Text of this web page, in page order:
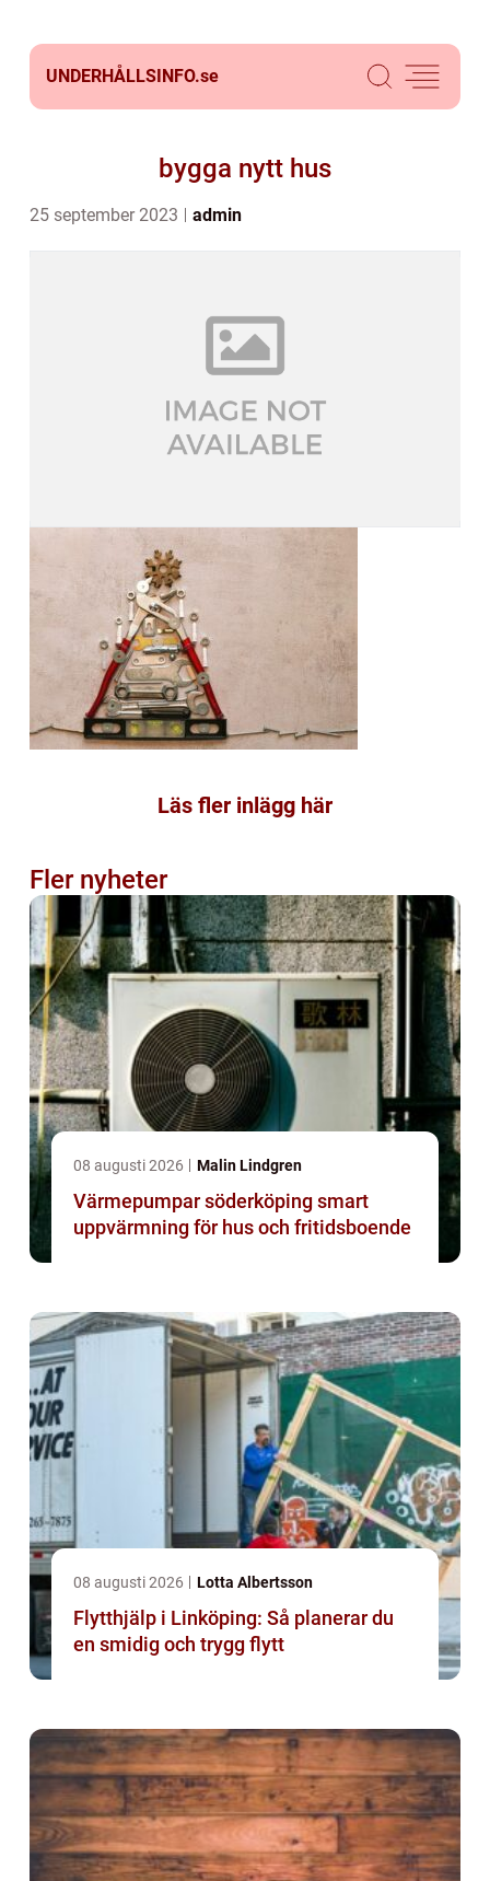
UNDERHÅLLSINFO.se
bygga nytt hus
25 september 2023 admin
Läs fler inlägg här
Fler nyheter
08 augusti 2026 Malin Lindgren
Värmepumpar söderköping smart
uppvärmning för hus och fritidsboende
08 augusti 2026 Lotta Albertsson
Flytthjälp i Linköping: Så planerar du
en smidig och trygg flytt